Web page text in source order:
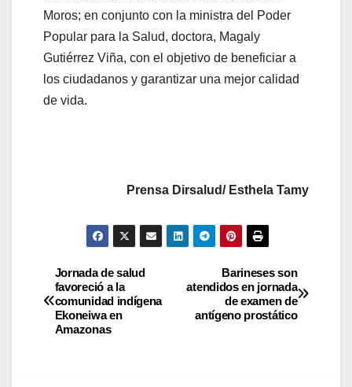
Moros; en conjunto con la ministra del Poder
Popular para la Salud, doctora, Magaly
Gutiérrez Viña, con el objetivo de beneficiar a
los ciudadanos y garantizar una mejor calidad
de vida.
Prensa Dirsalud/ Esthela Tamy
Barineses son
atendidos en jornada
de examen de
antígeno prostático
Jornada de salud
favoreció a la
comunidad indígena
Ekoneiwa en
Amazonas